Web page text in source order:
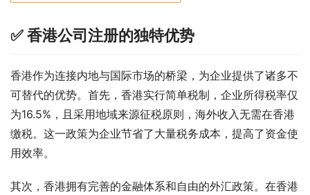
✅ 香港公司注册的独特优势
香港作为连接内地与国际市场的桥梁，为企业提供了诸多不
可替代的优势。首先，香港实行简单税制，企业所得税率仅
为16.5%，且采用地域来源征税原则，海外收入无需在香港
缴税。这一政策为企业节省了大量税务成本，提高了资金使
用效率。
其次，香港拥有完善的金融体系和自由的外汇政策。在香港